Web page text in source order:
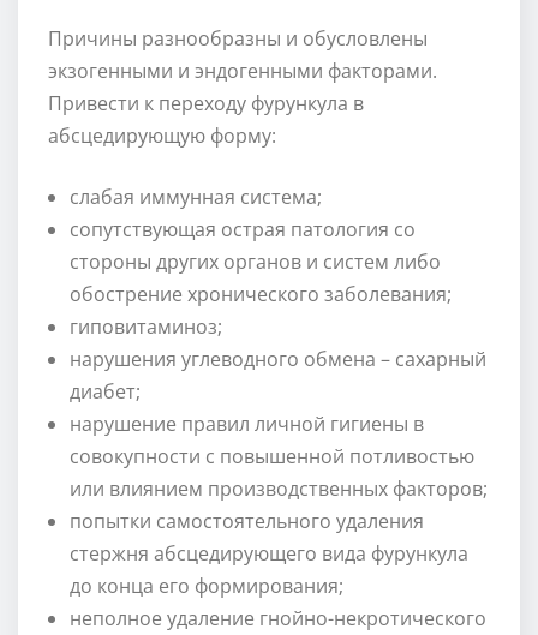
Причины разнообразны и обусловлены
экзогенными и эндогенными факторами.
Привести к переходу фурункула в
абсцедирующую форму:
слабая иммунная система;
сопутствующая острая патология со
стороны других органов и систем либо
обострение хронического заболевания;
гиповитаминоз;
нарушения углеводного обмена – сахарный
диабет;
нарушение правил личной гигиены в
совокупности с повышенной потливостью
или влиянием производственных факторов;
попытки самостоятельного удаления
стержня абсцедирующего вида фурункула
до конца его формирования;
неполное удаление гнойно-некротического